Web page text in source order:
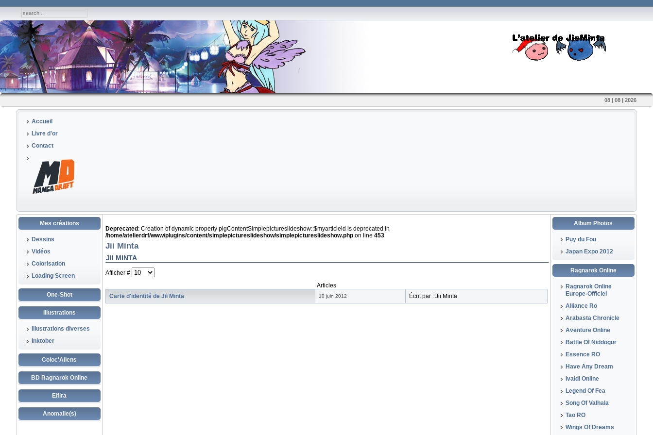
08 | 08 | 2026
Accueil
Livre d'or
Contact
Mes créations
Dessins
Vidéos
Colorisation
Loading Screen
One-Shot
Illustrations
Illustrations diverses
Inktober
Coloc'Aliens
BD Ragnarok Online
Elfira
Anomalie(s)
Deprecated : Creation of dynamic property plgContentSimplepictureslideshow::$myarticleid is deprecated in
/home/atelierdrf/www/plugins/content/simplepictureslideshow/simplepictureslideshow.phpon line 453
Jii Minta
JII MINTA
Afficher #
Articles
Carte d'identité de Jii Minta
10 juin 2012 Écrit par : Jii Minta
Album Photos
Puy du Fou
Japan Expo 2012
Ragnarok Online
Ragnarok Online
Europe-Officiel
Alliance Ro
Arabasta Chronicle
Aventure Online
Battle Of Niddogur
Essence RO
Have Any Dream
Ivaldi Online
Legend Of Fea
Song Of Valhala
Tao RO
Wings Of Dreams